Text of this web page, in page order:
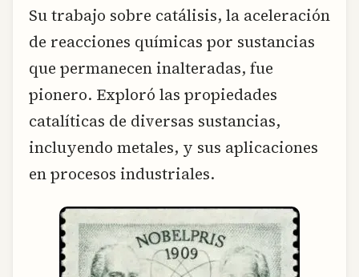
Su trabajo sobre catálisis, la aceleración
de reacciones químicas por sustancias
que permanecen inalteradas, fue
pionero. Exploró las propiedades
catalíticas de diversas sustancias,
incluyendo metales, y sus aplicaciones
en procesos industriales.